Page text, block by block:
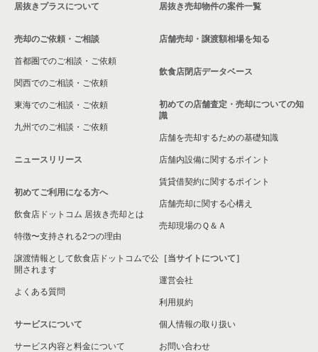
大阪市浪速区の飲食店の居抜き売却物件の案件一覧
八尾市の飲食店の居抜き売却物件の案件一覧
大東市の飲食店の居抜き売却物件の案件一覧
箕面市の飲食店の居抜き売却物件の案件一覧
大阪市淀川区の飲食店の居抜き売却物件の案件一覧
大阪市東成区の飲食店の居抜き売却物件の案件一覧
大阪市城東区の飲食店の居抜き売却物件の案件一覧
大阪市旭区の飲食店の居抜き売却物件の案件一覧
和泉市の飲食店の居抜き売却物件の案件一覧
池田市の飲食店の居抜き売却物件の案件一覧
大阪市大正区の飲食店の居抜き売却物件の案件一覧
居抜きプラスについて
売却のご依頼・ご相談
首都圏でのご相談・ご依頼
関西でのご相談・ご依頼
東海でのご相談・ご依頼
九州でのご相談・ご依頼
ニュースリリース
初めてご利用になる方へ
飲食店ドットコム 居抜き売却とは
特徴〜支持される2つの理由
譲渡情報として飲食店ドットコムで公
開されます
よくある質問
サービスについて
サービス内容と料金について
居抜き売却物件の案件一覧
店舗売却・譲渡額相場を知る
飲食店閉店データベース
初めての店舗査定・売却についての知
識
店舗を売却するための基礎知識
店舗内設備に関するポイント
賃貸借契約に関するポイント
店舗売却に関する心構え
売却現場のＱ＆Ａ
［当サイトについて］
運営会社
利用規約
個人情報の取り扱い
お問い合わせ